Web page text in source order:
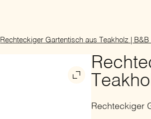
Rechteckiger Gartentisch aus Teakholz |
Rechteckiger